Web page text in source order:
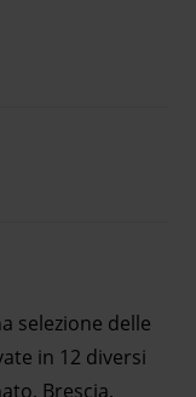
selezione delle
in 12 diversi
Brescia,